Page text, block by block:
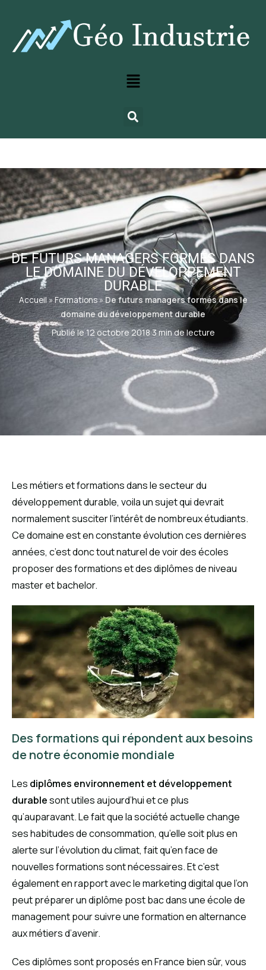
DE FUTURS MANAGERS FORMÉS DANS
LE DOMAINE DU DÉVELOPPEMENT
DURABLE
Accueil»Formations»De futurs managers formés dans le
domaine du développement durable
Publié le 12 octobre 2018·3 min de lecture
Les métiers et formations dans le secteur du
développement durable, voila un sujet qui devrait
normalement susciter l’intérêt de nombreux étudiants.
Ce domaine est en constante évolution ces dernières
années, c’est donc tout naturel de voir des écoles
proposer des formations et des diplômes de niveau
master et bachelor.
Des formations qui répondent aux besoins
de notre économie mondiale
Les diplômes environnement et développement
durablesont utiles aujourd’hui et ce plus
qu’auparavant. Le fait que la société actuelle change
ses habitudes de consommation, qu’elle soit plus en
alerte sur l’évolution du climat, fait qu’en face de
nouvelles formations sont nécessaires. Et c’est
également en rapport avec le marketing digital que l’on
peut préparer un diplôme post bac dans une école de
management pour suivre une formation en alternance
aux métiers d’avenir.
Ces diplômes sont proposés en France bien sûr, vous